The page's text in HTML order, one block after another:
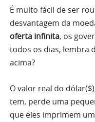
É muito fácil de ser
desvantagem da
oferta infinita, os
todos os dias, lembra
acima?
O valor real do
tem, perde uma
que eles imprimem